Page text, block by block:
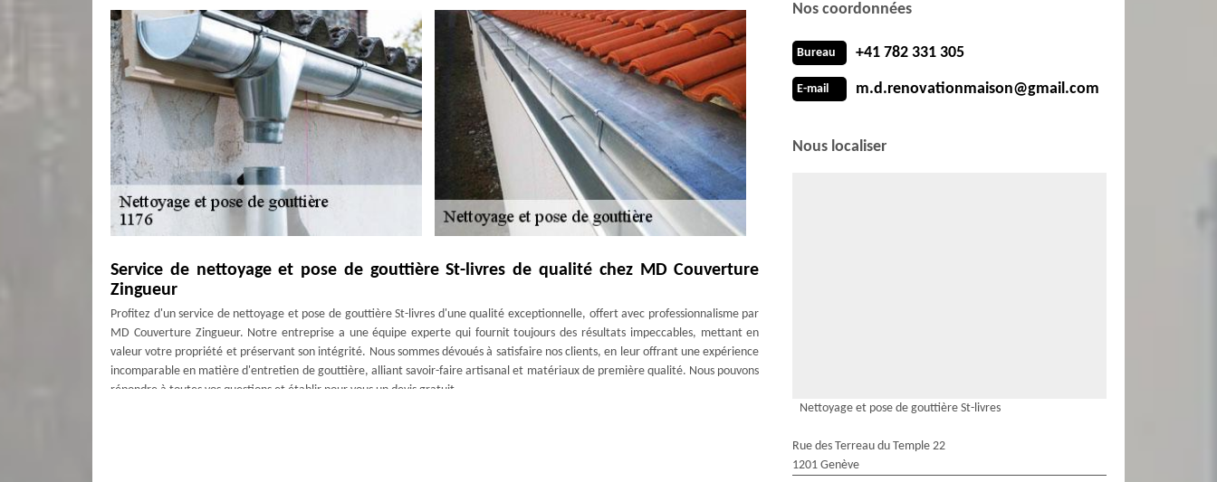
Service de nettoyage et pose de gouttière St-livres de qualité chez MD Couverture
Zingueur
Profitez d'un service de nettoyage et pose de gouttière St-livres d'une qualité exceptionnelle, offert avec professionnalisme par
MD Couverture Zingueur. Notre entreprise a une équipe experte qui fournit toujours des résultats impeccables, mettant en
valeur votre propriété et préservant son intégrité. Nous sommes dévoués à satisfaire nos clients, en leur offrant une expérience
incomparable en matière d'entretien de gouttière, alliant savoir-faire artisanal et matériaux de première qualité. Nous pouvons
répondre à toutes vos questions et établir pour vous un devis gratuit.
Nos coordonnées
Bureau +41 782 331 305
E-mail m.d.renovationmaison@gmail.com
Nous localiser
Nettoyage et pose de gouttière St-livres
Rue des Terreau du Temple 22
1201 Genève